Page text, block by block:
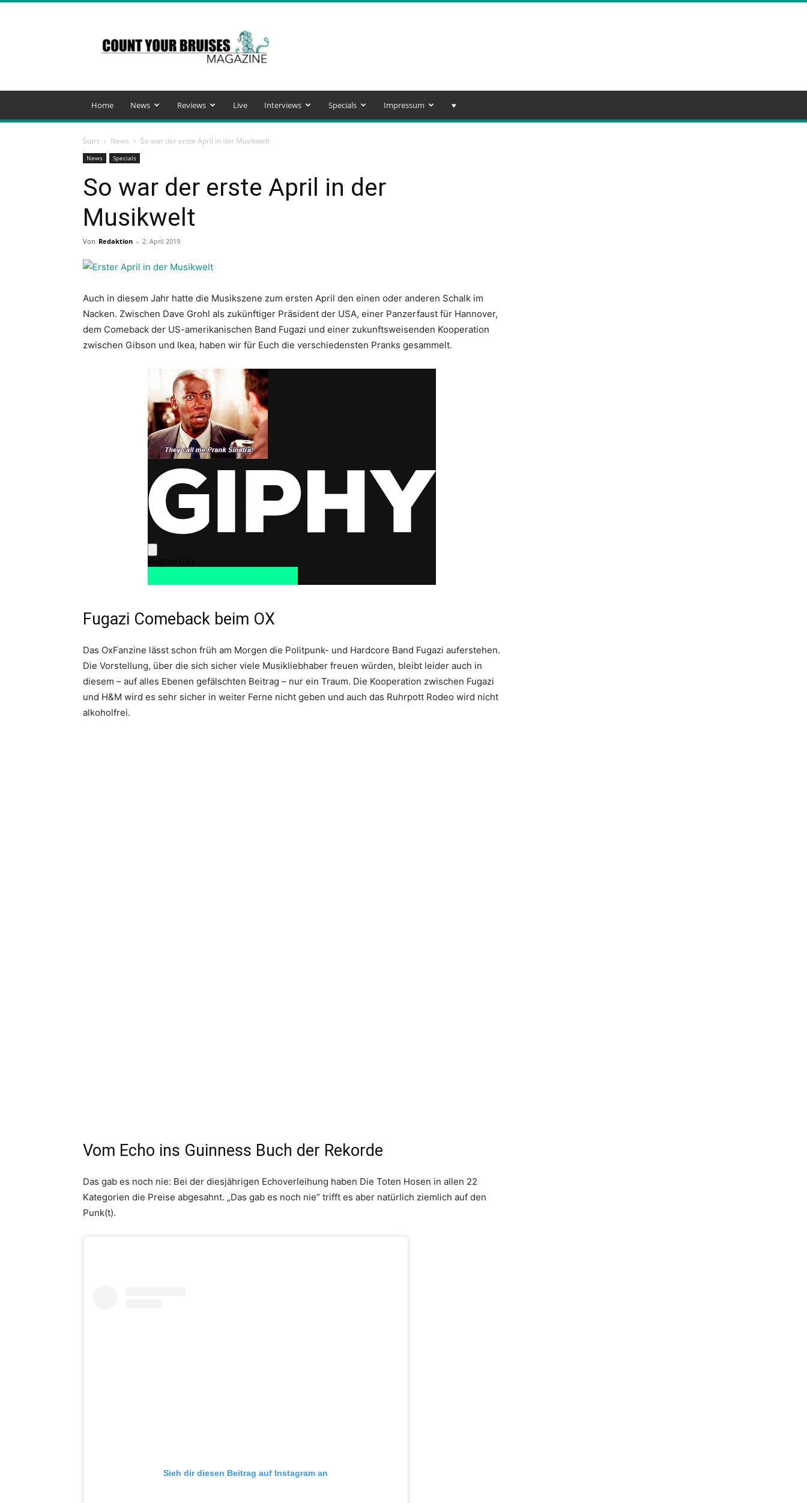
Your
Bruises
Magazine
Home News Reviews Live Interviews Specials Impressum ♥️
Start News So war der erste April in der Musikwelt
News Specials
So war der erste April in der
Musikwelt
Von Redaktion - 2. April 2019
Auch in diesem Jahr hatte die Musikszene zum ersten April den einen oder anderen Schalk im
Nacken. Zwischen Dave Grohl als zukünftiger Präsident der USA, einer Panzerfaust für Hannover,
dem Comeback der US-amerikanischen Band Fugazi und einer zukunftsweisenden Kooperation
zwischen Gibson und Ikea, haben wir für Euch die verschiedensten Pranks gesammelt.
Fugazi Comeback beim OX
Das OxFanzine lässt schon früh am Morgen die Politpunk- und Hardcore Band Fugazi auferstehen.
Die Vorstellung, über die sich sicher viele Musikliebhaber freuen würden, bleibt leider auch in
diesem – auf alles Ebenen gefälschten Beitrag – nur ein Traum. Die Kooperation zwischen Fugazi
und H&M wird es sehr sicher in weiter Ferne nicht geben und auch das Ruhrpott Rodeo wird nicht
alkoholfrei.
Vom Echo ins Guinness Buch der Rekorde
Das gab es noch nie: Bei der diesjährigen Echoverleihung haben Die Toten Hosen in allen 22
Kategorien die Preise abgesahnt. „Das gab es noch nie“ trifft es aber natürlich ziemlich auf den
Punk(t).
Sieh dir diesen Beitrag auf Instagram an